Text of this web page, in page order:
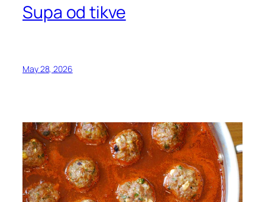
Supa od tikve
May 28, 2026